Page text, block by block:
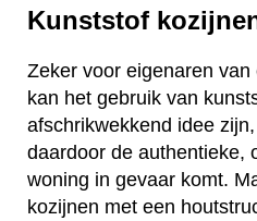
Kunststof
Zeker voor eigenaren
kan het gebruik van
afschrikwekkend idee
daardoor de authentieke,
woning in gevaar komt.
kozijnen met een